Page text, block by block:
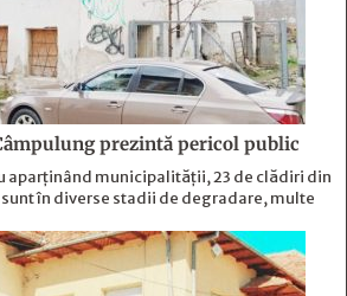
prezintă pericol public
aparținând municipalității, 23 de clădiri din
în diverse stadii de degradare, multe